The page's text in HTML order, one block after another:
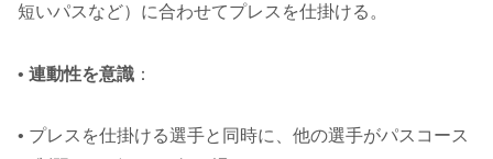
短いパスなど）に合わせてプレスを仕掛ける。
• 連動性を意識 ：
• プレスを仕掛ける選手と同時に、他の選手がパスコース